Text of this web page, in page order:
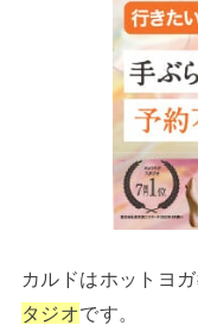
カルドはホットヨ
タジオです。